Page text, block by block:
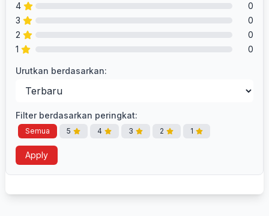
4
0
3
0
2
0
1
0
Urutkan berdasarkan:
Filter berdasarkan peringkat:
Semua 5 4 3 2 1
Apply